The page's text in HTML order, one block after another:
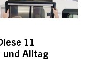
11
und Alltag